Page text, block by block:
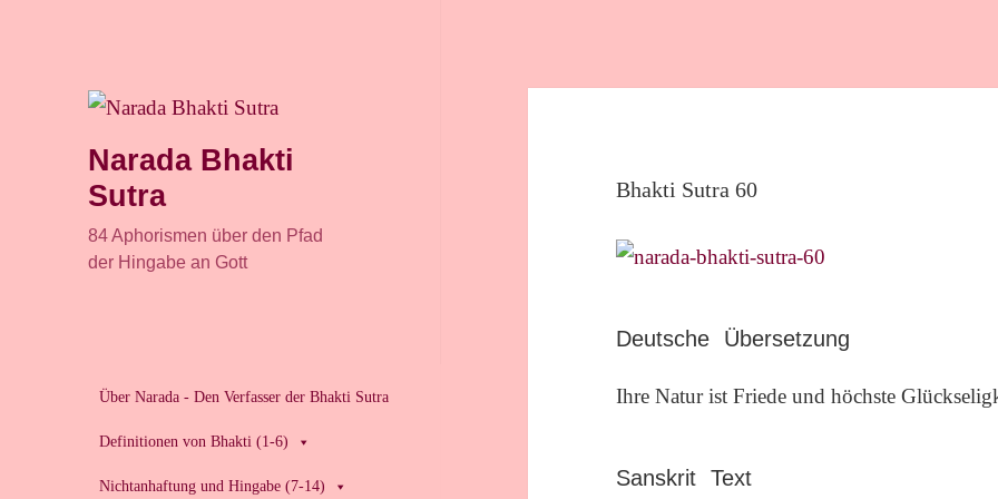
Narada Bhakti
Sutra
84 Aphorismen über den Pfad
der Hingabe an Gott
Über Narada - Den Verfasser der Bhakti Sutra
Definitionen von Bhakti (1-6)
Nichtanhaftung und Hingabe (7-14)
Bhakti Sutra 60
Deutsche Übersetzung
Ihre Natur ist Friede und höchste
Sanskrit Text